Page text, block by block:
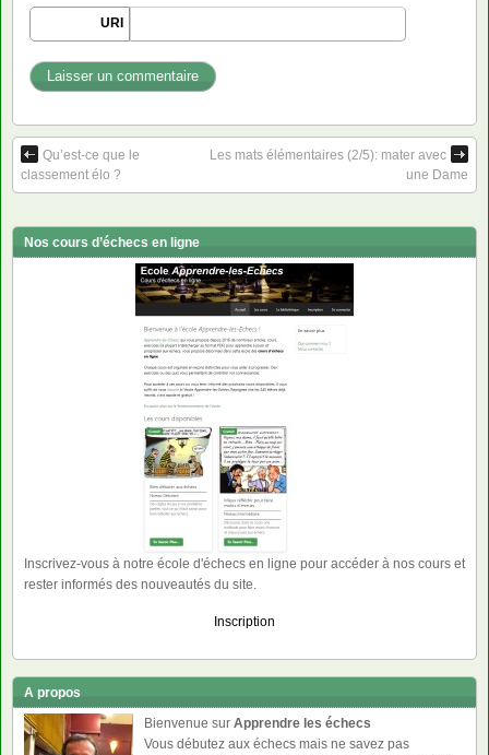
URI
Qu’est-ce que le
classement élo ?
Les mats élémentaires (2/5): mater avec
une Dame
Nos cours d’échecs en ligne
Inscrivez-vous à notre école d'échecs en ligne pour accéder à nos cours et
rester informés des nouveautés du site.
Inscription
A propos
Bienvenue sur Apprendre les échecs
Vous débutez aux échecs mais ne savez pas